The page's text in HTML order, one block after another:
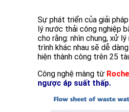
Sự phát triển của giải
lý nước thải công nghiệp
cho rằng: nhìn chung, xử
trình khác nhau sẽ dễ
hiện thành công trên 25
Công nghệ màng từ
ngược áp suất thấp.